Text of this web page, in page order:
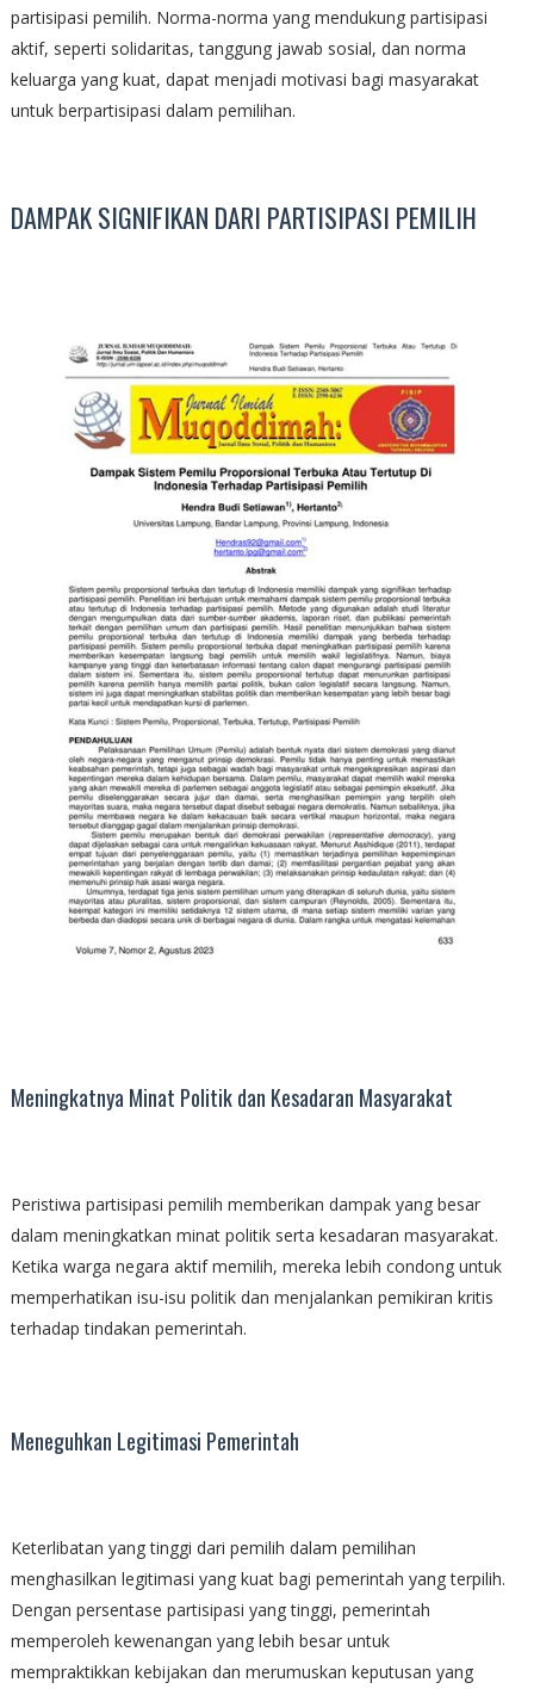
partisipasi pemilih. Norma-norma yang mendukung partisipasi
aktif, seperti solidaritas, tanggung jawab sosial, dan norma
keluarga yang kuat, dapat menjadi motivasi bagi masyarakat
untuk berpartisipasi dalam pemilihan.
DAMPAK SIGNIFIKAN DARI PARTISIPASI PEMILIH
Meningkatnya Minat Politik dan Kesadaran Masyarakat
Peristiwa partisipasi pemilih memberikan dampak yang besar
dalam meningkatkan minat politik serta kesadaran masyarakat.
Ketika warga negara aktif memilih, mereka lebih condong untuk
memperhatikan isu-isu politik dan menjalankan pemikiran kritis
terhadap tindakan pemerintah.
Meneguhkan Legitimasi Pemerintah
Keterlibatan yang tinggi dari pemilih dalam pemilihan
menghasilkan legitimasi yang kuat bagi pemerintah yang terpilih.
Dengan persentase partisipasi yang tinggi, pemerintah
memperoleh kewenangan yang lebih besar untuk
mempraktikkan kebijakan dan merumuskan keputusan yang